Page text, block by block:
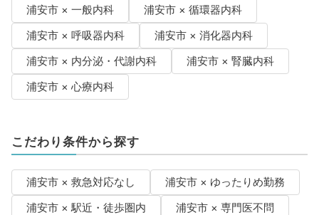
浦安市 × 一般内科
浦安市 × 循環器内科
浦安市 × 呼吸器内科
浦安市 × 消化器内科
浦安市 × 内分泌・代謝内科
浦安市 × 腎臓内科
浦安市 × 心療内科
こだわり条件から探す
浦安市 × 救急対応なし
浦安市 × ゆったりめ勤務
浦安市 × 駅近・徒歩圏内
浦安市 × 専門医不問